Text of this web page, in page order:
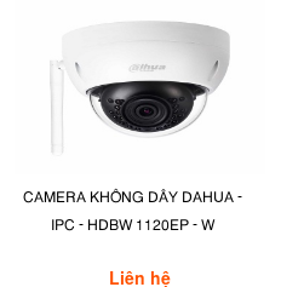
CAMERA KHÔNG DÂY DAHUA -
IPC - HDBW 1120EP - W
Liên hệ